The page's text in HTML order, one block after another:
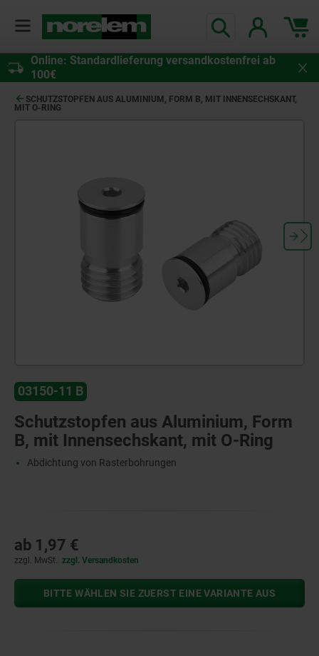
Online: Standardlieferung versandkostenfrei ab
100€
SCHUTZSTOPFEN AUS ALUMINIUM, FORM B, MIT INNENSECHSKANT,
MIT O-RING
03150-11 B
Schutzstopfen aus Aluminium, Form
B, mit Innensechskant, mit O-Ring
Abdichtung von Rasterbohrungen
ab 1,97 €
zzgl. MwSt. zzgl. Versandkosten
BITTE WÄHLEN SIE ZUERST EINE VARIANTE AUS